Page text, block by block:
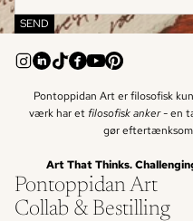
SEND
Pontoppidan Art er filosofisk
værk har et filosofisk anker -en
gør
Art That Thinks.
Pontoppidan Art
Collab & Bestilling